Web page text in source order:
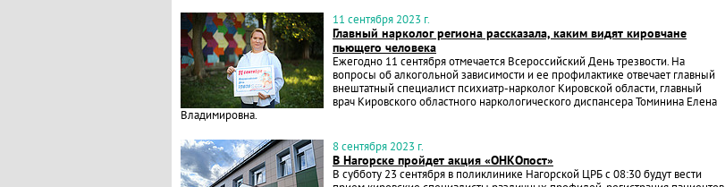
11 сентября 2023 г.
Главный нарколог региона рассказала, каким видят кировчане
пьющего человека
Ежегодно 11 сентября отмечается Всероссийский День трезвости. На
вопросы об алкогольной зависимости и ее профилактике отвечает главный
внештатный специалист психиатр-нарколог Кировской области, главный
врач Кировского областного наркологического диспансера Томинина Елена
Владимировна.
8 сентября 2023 г.
В Нагорске пройдет акция «ОНКОпост»
В субботу 23 сентября в поликлинике Нагорской ЦРБ с 08:30 будут вести